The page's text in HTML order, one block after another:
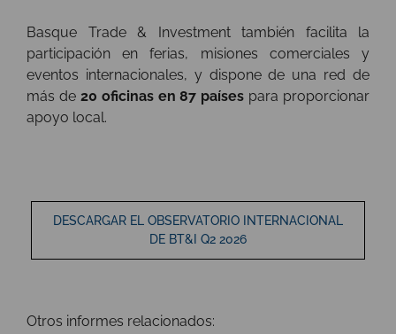
Basque Trade & Investment también facilita la
participación en ferias, misiones comerciales y
eventos internacionales, y dispone de una red de
más de 20 oficinas en 87 países para proporcionar
apoyo local.
DESCARGAR EL OBSERVATORIO INTERNACIONAL
DE BT&I Q2 2026
Otros informes relacionados: